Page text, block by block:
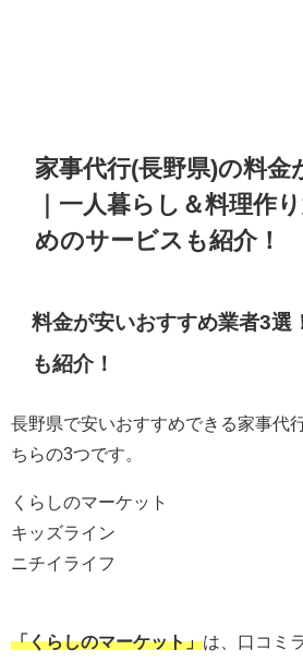
家事代行(長野県)の料金
｜一人暮らし＆料理作
めのサービスも紹介！
料金が安いおすすめ業者3選
も紹介！
長野県で安いおすすめできる家事代
ちらの3つです。
くらしのマーケット
キッズライン
ニチイライフ
「くらしのマーケット」は、口コミ